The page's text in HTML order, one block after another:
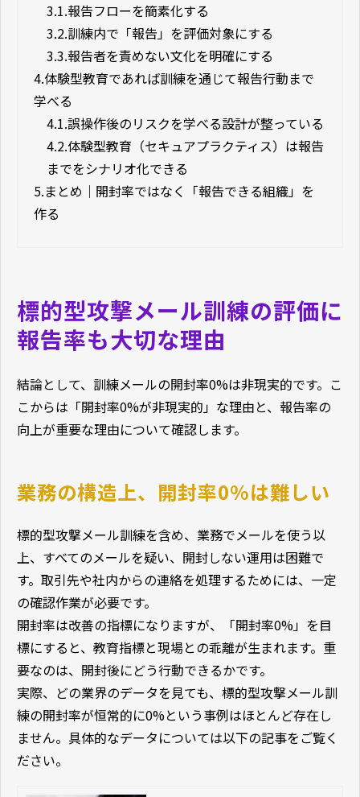
3.1.報告フローを簡素化する
3.2.訓練内で「報告」を評価対象にする
3.3.報告者を責めない文化を明確にする
4.体験型教育であれば訓練を通じて報告行動まで
学べる
4.1.誤操作後のリスクを学べる設計が整っている
4.2.体験型教育（セキュアプラクティス）は報告
までをシナリオ化できる
5.まとめ｜開封率ではなく「報告できる組織」を
作る
標的型攻撃メール訓練の評価に
報告率も大切な理由
結論として、訓練メールの開封率0%は非現実的です。こ
こからは「開封率0%が非現実的」な理由と、報告率の
向上が重要な理由について確認します。
業務の構造上、開封率0%は難しい
標的型攻撃メール訓練を含め、業務でメールを使う以
上、すべてのメールを疑い、開封しない運用は困難で
す。取引先や社内からの連絡を処理するためには、一定
の確認作業が必要です。
開封率は改善の指標になりますが、「開封率0%」を目
標にすると、教育指標と現場との乖離が生まれます。重
要なのは、開封後にどう行動できるかです。
実際、どの業界のデータを見ても、標的型攻撃メール訓
練の開封率が恒常的に0%という事例はほとんど存在し
ません。具体的なデータについては以下の記事をご覧く
ださい。